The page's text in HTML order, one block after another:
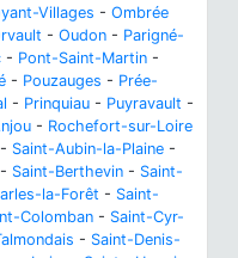
Villages - Ombrée
- Oudon - Parigné-
- Pont-Saint-Martin -
- Pouzauges - Prée-
- Prinquiau - Puyravault -
- Rochefort-sur-Loire
- Saint-Aubin-la-Plaine -
- Saint-Berthevin - Saint-
la-Forêt - Saint-
Colomban - Saint-Cyr-
- Saint-Denis-